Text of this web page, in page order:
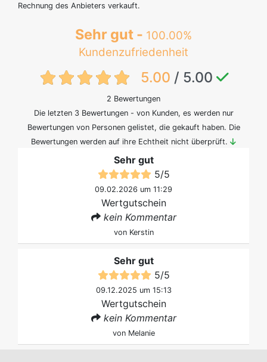
Rechnung des Anbieters verkauft.
Sehr gut - 100.00%
Kundenzufriedenheit
{txt:feedback-rating}
5.00 / 5.00
2 Bewertungen
Die letzten 3 Bewertungen - von Kunden, es werden nur
Bewertungen von Personen gelistet, die gekauft haben. Die
Bewertungen werden auf ihre Echtheit nicht überprüft.
Sehr gut
5/5
09.02.2026 um 11:29
Wertgutschein
kein Kommentar
von Kerstin
Sehr gut
5/5
09.12.2025 um 15:13
Wertgutschein
kein Kommentar
von Melanie